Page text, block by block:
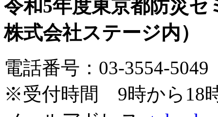
令和5年度東京都防災
株式会社ステージ内）
電話番号：03-3554-5049
※受付時間 9時から18